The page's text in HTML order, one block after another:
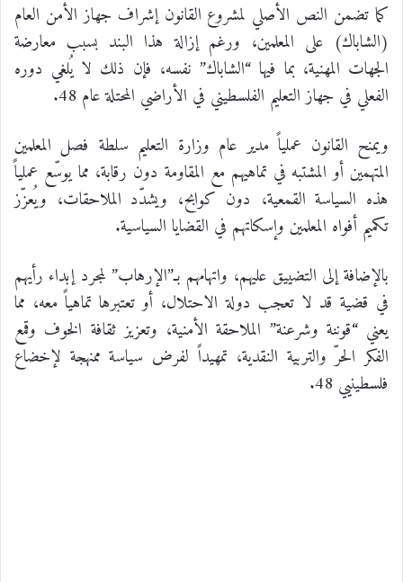
كما تضمن النص الأصلي لمشروع القانون إشراف جهاز الأمن العام
(الشاباك) على المعلمين، ورغم إزالة هذا البند بسبب معارضة
الجهات المهنية، بما فيها “الشاباك” نفسه، فإن ذلك لا يُلغي دوره
الفعلي في جهاز التعليم الفلسطيني في الأراضي المحتلة عام 48.
ويمنح القانون عملياً مدير عام وزارة التعليم سلطة فصل المعلمين
المتهمين أو المشتبه في تماهيهم مع المقاومة دون رقابة، مما يوسّع عملياً
هذه السياسة القمعية، دون كوابح، ويشدّد الملاحقات، ويُعزّز
تكميم أفواه المعلمين وإسكاتهم في القضايا السياسية.
بالإضافة إلى التضييق عليهم، واتهامهم بـ”الإرهاب” لمجرد إبداء رأيهم
في قضية قد لا تعجب دولة الاحتلال، أو تعتبرها تماهياً معه، مما
يعني “قوننة وشرعنة” الملاحقة الأمنية، وتعزيز ثقافة الخوف وقمع
الفكر الحرّ والتربية النقدية، تمهيداً لفرض سياسة ممنهجة لإخضاع
فلسطينيي 48.